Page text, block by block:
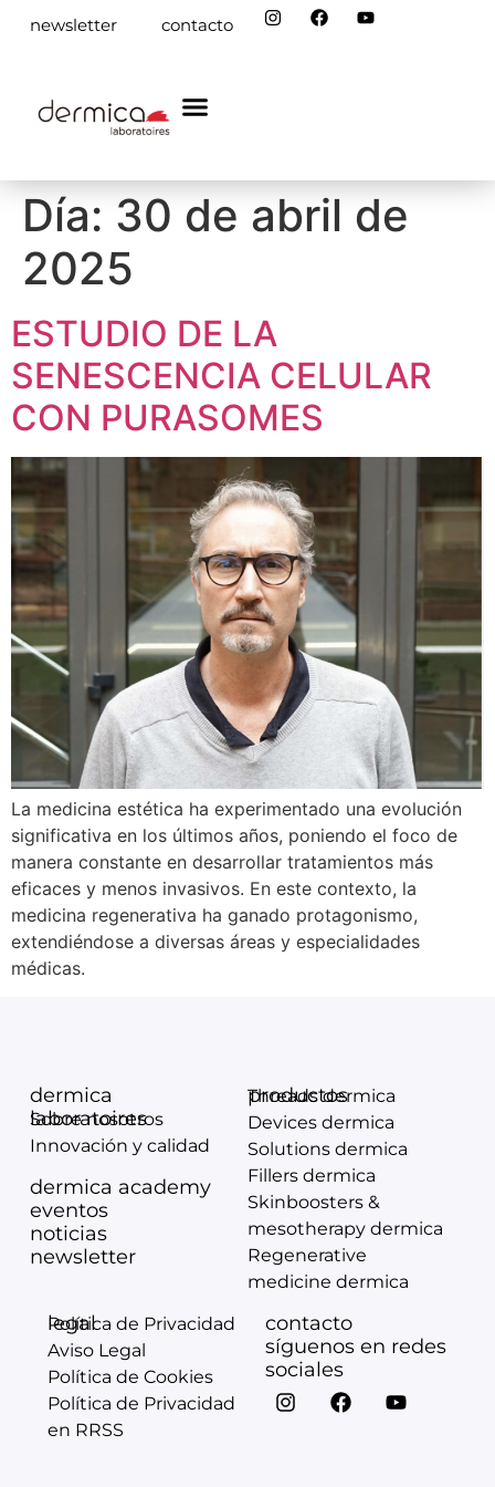
newsletter contacto
Día: 30 de abril de
2025
ESTUDIO DE LA
SENESCENCIA CELULAR
CON PURASOMES
La medicina estética ha experimentado una evolución
significativa en los últimos años, poniendo el foco de
manera constante en desarrollar tratamientos más
eficaces y menos invasivos. En este contexto, la
medicina regenerativa ha ganado protagonismo,
extendiéndose a diversas áreas y especialidades
médicas.
dermica
laboratoires
Sobre nosotros
Innovación y calidad
dermica academy
eventos
noticias
newsletter
productos
Threads dermica
Devices dermica
Solutions dermica
Fillers dermica
Skinboosters &
mesotherapy dermica
Regenerative
medicine dermica
legal
Política de Privacidad
Aviso Legal
Política de Cookies
Política de Privacidad
en RRSS
contacto
síguenos en redes
sociales